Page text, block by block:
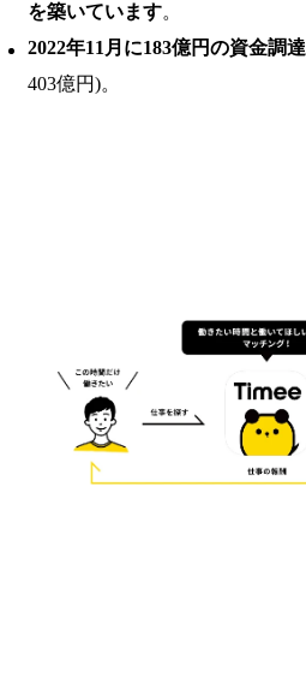
を築いています。
2022年11月に183億円の資金調達
403億円)。